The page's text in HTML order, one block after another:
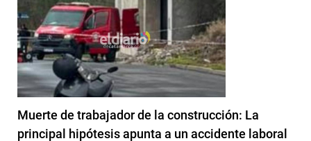
Muerte de trabajador de la construcción: La
principal hipótesis apunta a un accidente laboral